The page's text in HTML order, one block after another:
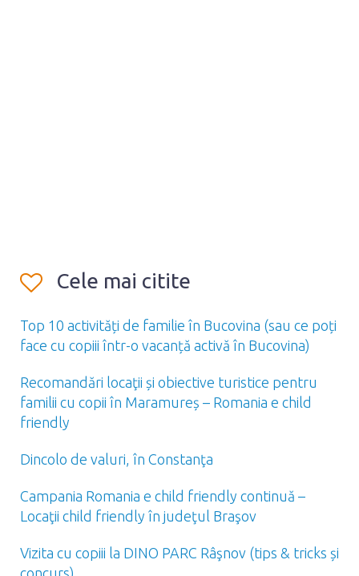
Cele mai citite
Top 10 activități de familie în Bucovina (sau ce poți
face cu copiii într-o vacanță activă în Bucovina)
Recomandări locaţii și obiective turistice pentru
familii cu copii în Maramureș – Romania e child
friendly
Dincolo de valuri, în Constanţa
Campania Romania e child friendly continuă –
Locaţii child friendly în judeţul Braşov
Vizita cu copiii la DINO PARC Râşnov (tips & tricks și